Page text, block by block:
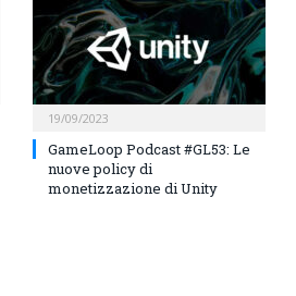
19/09/2023
GameLoop Podcast #GL53: Le
nuove policy di
monetizzazione di Unity